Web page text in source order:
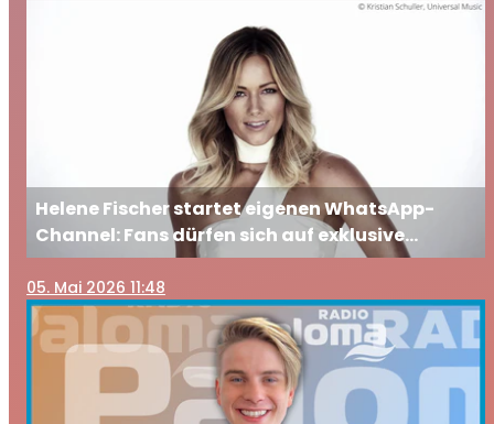
Helene Fischer startet eigenen WhatsApp-
Channel: Fans dürfen sich auf exklusive
Einblicke freuen
05. Mai 2026 11:48